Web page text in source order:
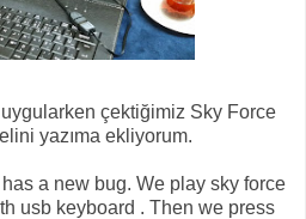
uygularken çektiğimiz Sky Force
yazıma ekliyorum.
a new bug. We play sky force
usb keyboard . Then we press